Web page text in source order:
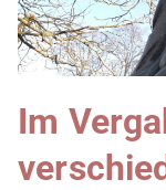
Im